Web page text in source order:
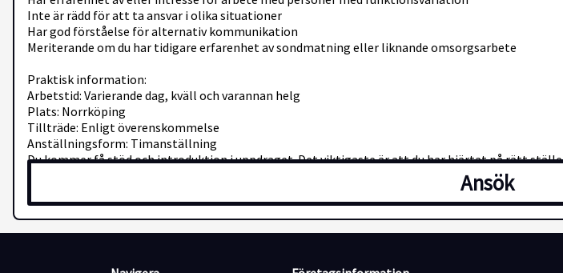
Inte är rädd för att ta ansvar i olika situationer
Har god förståelse för alternativ kommunikation
Meriterande om du har tidigare erfarenhet av sondmatning eller liknande omsorgsarbete
Praktisk information:
Arbetstid: Varierande dag, kväll och varannan helg
Plats: Norrköping
Tillträde: Enligt överenskommelse
Anställningsform: Timanställning
Du kommer få stöd och introduktion i uppdraget. Det viktigaste är att du har hjärtat på rätt ställe
Ansök